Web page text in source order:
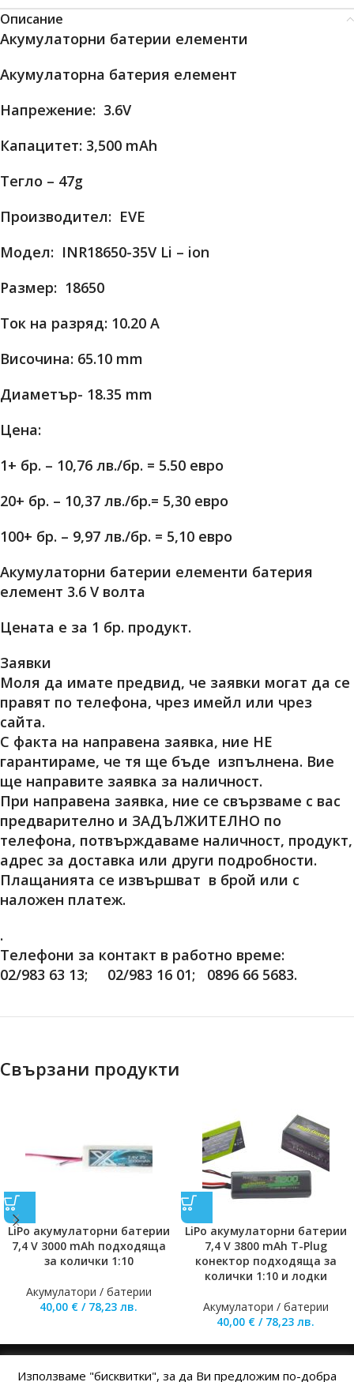
Описание
Акумулаторни батерии елементи
Акумулаторна батерия елемент
Напрежение: 3.6V
Капацитет: 3,500 mAh
Тегло – 47g
Производител: EVE
Модел: INR18650-35V Li – ion
Размер: 18650
Ток на разряд: 10.20 A
Височина: 65.10 mm
Диаметър- 18.35 mm
Цена:
1+ бр. – 10,76 лв./бр. = 5.50 евро
20+ бр. – 10,37 лв./бр.= 5,30 евро
100+ бр. – 9,97 лв./бр. = 5,10 евро
Акумулаторни батерии елементи батерия
елемент 3.6 V волта
Цената е за 1 бр. продукт.
Заявки
Моля да имате предвид, че заявки могат да се
правят по телефона, чрез имейл или чрез
сайта.
С факта на направена заявка, ние НЕ
гарантираме, че тя ще бъде изпълнена. Вие
ще направите заявка за наличност.
При направена заявка, ние се свързваме с вас
предварително и ЗАДЪЛЖИТЕЛНО по
телефона, потвърждаваме наличност, продукт,
адрес за доставка или други подробности.
Плащанията се извършват в брой или с
наложен платеж.
.
Телефони за контакт в работно време:
02/983 63 13; 02/983 16 01; 0896 66 5683.
Свързани продукти
LiPo акумулаторни батерии
7,4 V 3000 mAh подходяща
за колички 1:10
Акумулатори / батерии
40,00 € / 78,23 лв.
LiPo акумулаторни батерии
7,4 V 3800 mAh T-Plug
конектор подходяща за
колички 1:10 и лодки
Акумулатори / батерии
40,00 € / 78,23 лв.
Използваме "бисквитки", за да Ви предложим по-добра